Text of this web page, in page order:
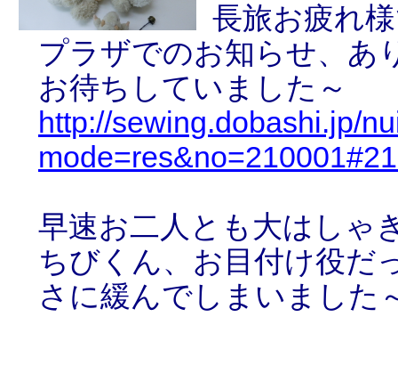
長旅お疲れ
プラザでのお知らせ、あ
お待ちしていました～
http://sewing.dobashi.jp/
早速お二人とも大はしゃ
ちびくん、お目付け役だ
さに緩んでしまいました